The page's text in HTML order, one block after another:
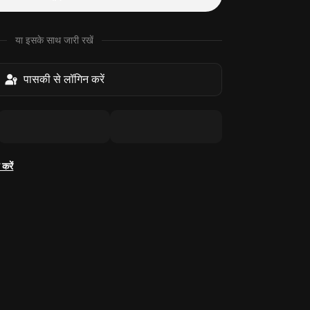
या इसके साथ जारी रखें
पासकी से लॉगिन करें
करें